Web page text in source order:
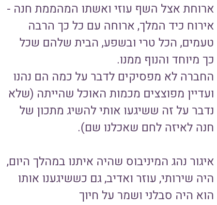
ארוחת אצל השף עוזי ואשתו המהממת חנה -
אירוח כיד המלך, ארוחה עם כל כך הרבה
טעמים, הכל טרי ובשפע, הבית שלהם שכל
כך מיוחד והנוף ממנו.
החברה לא מפסיקים לדבר על כמה הם נהנו
ועדיין מפוצצים מכמות האוכל שהייתה (שלא
נדבר על זה ששיגעו אותי להשיג מתכון של
חנה לאיזה לחם שאכלנו שם).
איגור נהג המיניבוס שהיה איתנו במהלך היום,
היה שירותי, עוזר ואדיב, גם כששיגענו אותו
הוא היה סבלני ושמר על חיוך